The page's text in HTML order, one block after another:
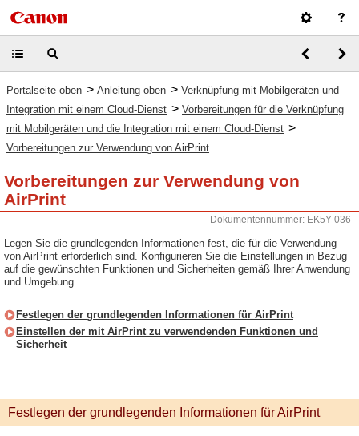
Portalseite oben > Anleitung oben > Verknüpfung mit Mobilgeräten und
Integration mit einem Cloud-Dienst > Vorbereitungen für die Verknüpfung
mit Mobilgeräten und die Integration mit einem Cloud-Dienst >
Vorbereitungen zur Verwendung von AirPrint
Vorbereitungen zur Verwendung von
AirPrint
Dokumentennummer: EK5Y-036
Legen Sie die grundlegenden Informationen fest, die für die Verwendung
von AirPrint erforderlich sind. Konfigurieren Sie die Einstellungen in Bezug
auf die gewünschten Funktionen und Sicherheiten gemäß Ihrer Anwendung
und Umgebung.
Festlegen der grundlegenden Informationen für AirPrint
Einstellen der mit AirPrint zu verwendenden Funktionen und
Sicherheit
Festlegen der grundlegenden Informationen für AirPrint